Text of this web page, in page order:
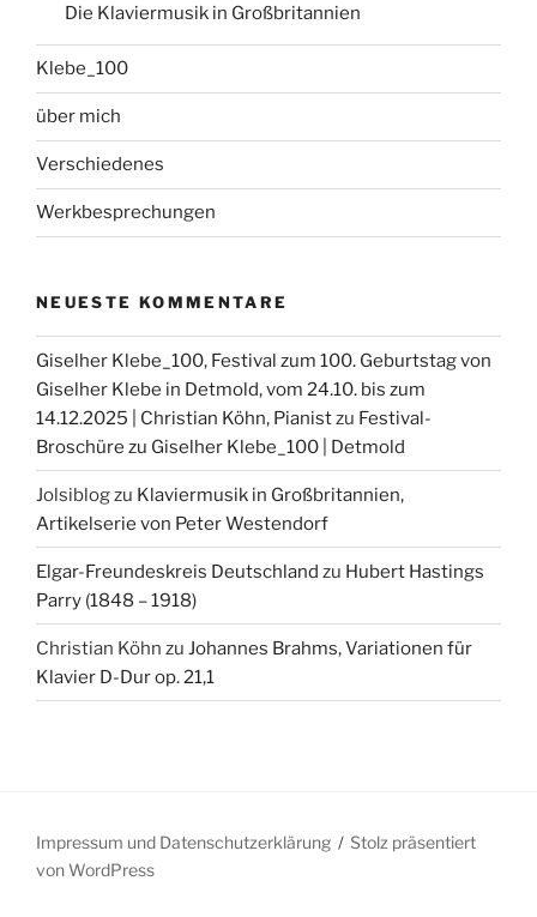
Die Klaviermusik in Großbritannien
Klebe_100
über mich
Verschiedenes
Werkbesprechungen
NEUESTE KOMMENTARE
Giselher Klebe_100, Festival zum 100. Geburtstag von
Giselher Klebe in Detmold, vom 24.10. bis zum
14.12.2025 | Christian Köhn, Pianistzu Festival-
Broschüre zu Giselher Klebe_100 | Detmold
Jolsiblogzu Klaviermusik in Großbritannien,
Artikelserie von Peter Westendorf
Elgar-Freundeskreis Deutschland zu Hubert Hastings
Parry (1848 – 1918)
Christian Köhn zu Johannes Brahms, Variationen für
Klavier D-Dur op. 21,1
Impressum und Datenschutzerklärung
Stolz präsentiert
von WordPress